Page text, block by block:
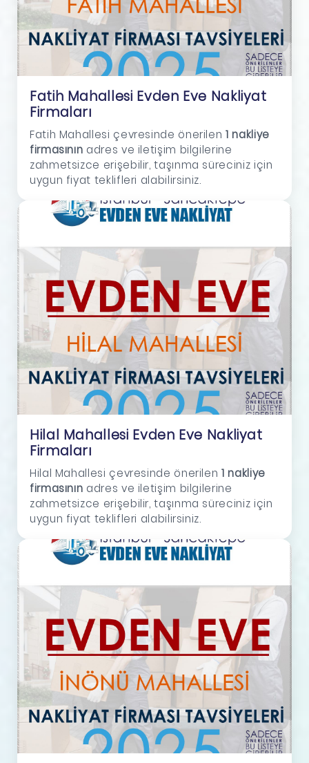
Fatih Mahallesi Evden Eve Nakliyat
Firmaları
Fatih Mahallesi çevresinde önerilen1 nakliye
firmasının adres ve iletişim bilgilerine
zahmetsizce erişebilir, taşınma süreciniz için
uygun fiyat teklifleri alabilirsiniz.
Hilal Mahallesi Evden Eve Nakliyat
Firmaları
Hilal Mahallesi çevresinde önerilen1 nakliye
firmasının adres ve iletişim bilgilerine
zahmetsizce erişebilir, taşınma süreciniz için
uygun fiyat teklifleri alabilirsiniz.